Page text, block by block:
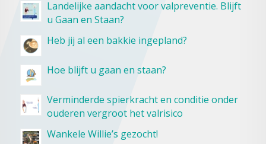
Landelijke aandacht voor valpreventie. Blijft
u Gaan en Staan?
Heb jij al een bakkie ingepland?
Hoe blijft u gaan en staan?
Verminderde spierkracht en conditie onder
ouderen vergroot het valrisico
Wankele Willie’s gezocht!